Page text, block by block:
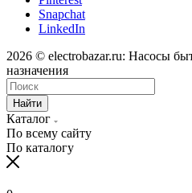
Snapchat
LinkedIn
2026 © electrobazar.ru: Насосы
назначения
Найти
Каталог
По всему сайту
По каталогу